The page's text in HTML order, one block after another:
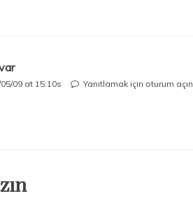
09 at 15:10s Yanıtlamak için oturum açın